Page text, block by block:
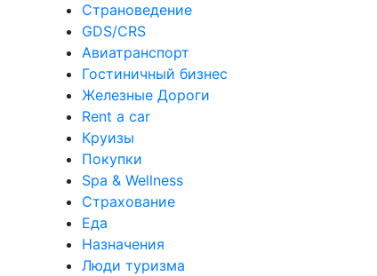
Страноведение
GDS/CRS
Авиатранспорт
Гостиничный бизнес
Железные Дороги
Rent a car
Круизы
Покупки
Spa & Wellness
Страхование
Еда
Назначения
Люди туризма